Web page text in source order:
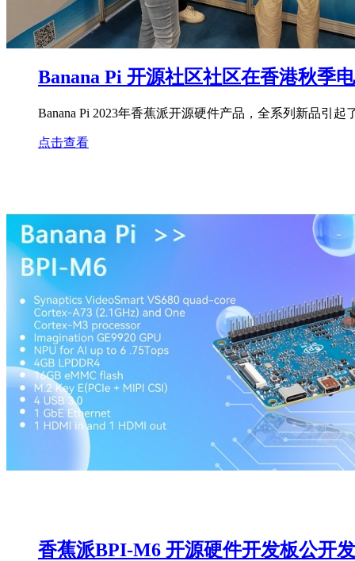
Banana Pi 开源社区社区在香港秋季
Banana Pi 2023年香蕉派开源硬件产品，全系列新品引起
点击查看
香蕉派BPI-M6 开源硬件开发板公开